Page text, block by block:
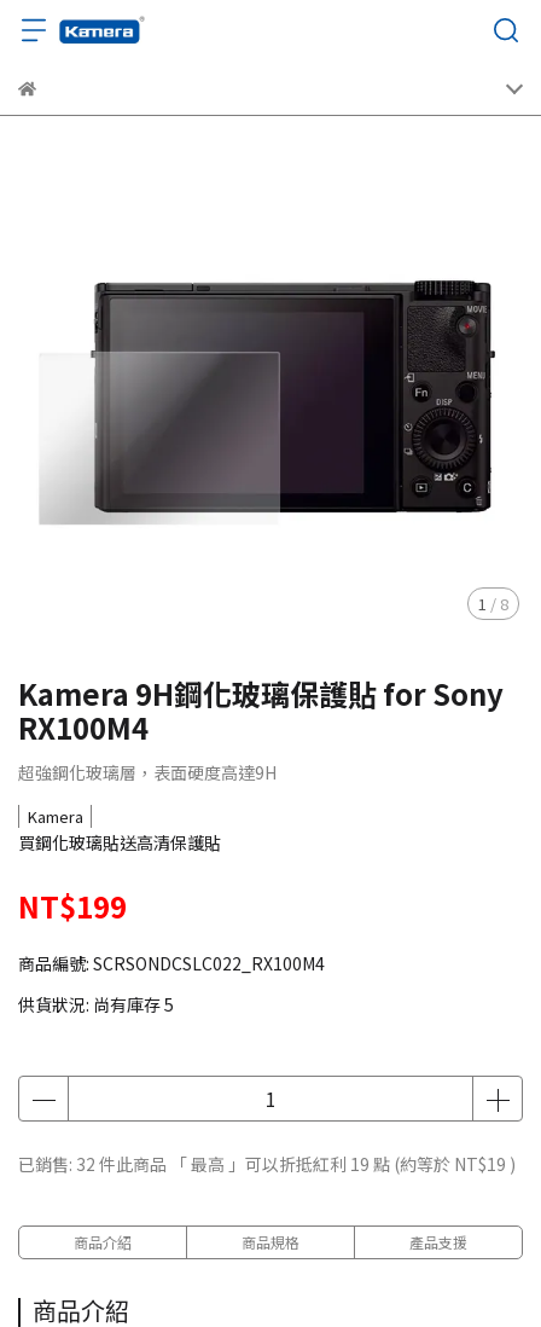
1 / 8
Kamera 9H鋼化玻璃保護貼 for Sony
RX100M4
超強鋼化玻璃層，表面硬度高達9H
Kamera
買鋼化玻璃貼送高清保護貼
NT$199
商品編號: SCRSONDCSLC022_RX100M4
供貨狀況: 尚有庫存 5
已銷售: 32 件此商品 「 最高 」可以折抵紅利 19 點 (約等於 NT$19 )
商品介紹 商品規格 產品支援
商品介紹